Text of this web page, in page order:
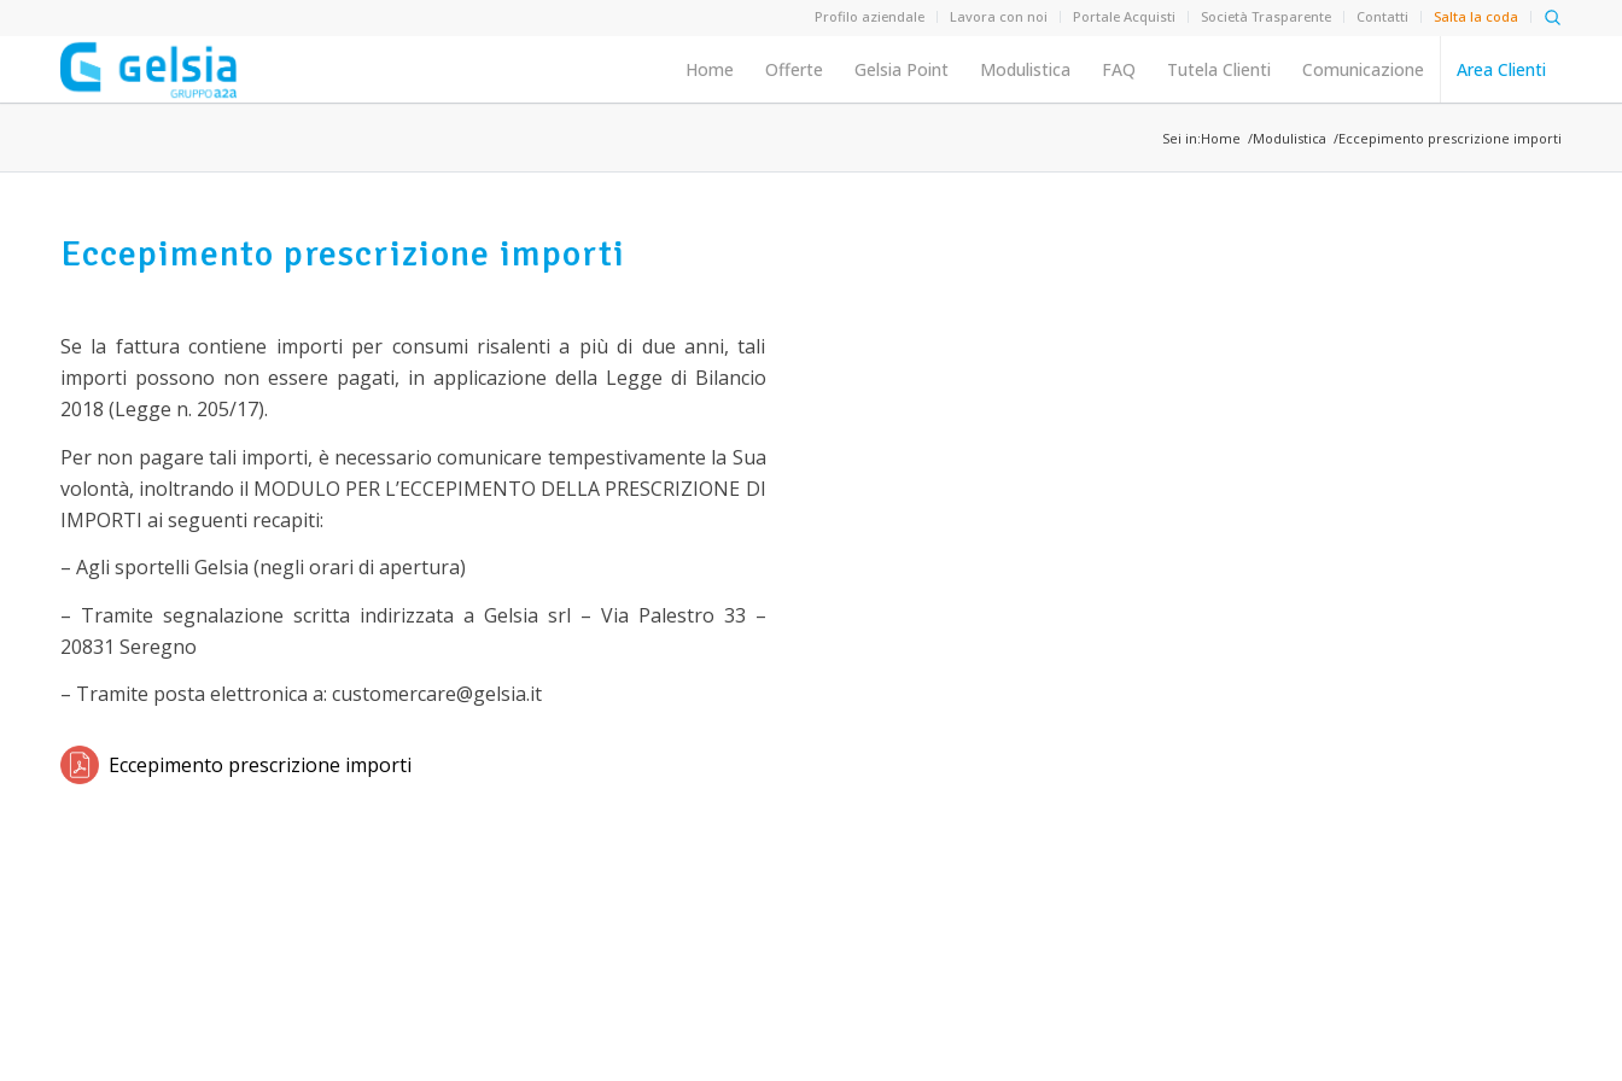
Menu secondario
Profilo aziendale Lavora con noi Portale Acquisti Società Trasparente Contatti Salta la coda
Menu header main
Home Offerte Gelsia Point Modulistica FAQ Tutela Clienti Comunicazione Area Clienti
Sei in:Home Modulistica Eccepimento prescrizione importi
Eccepimento prescrizione importi
Se la fattura contiene importi per consumi risalenti a più di due anni, tali
importi possono non essere pagati, in applicazione della Legge di Bilancio
2018 (Legge n. 205/17).
Per non pagare tali importi, è necessario comunicare tempestivamente la Sua
volontà, inoltrando il MODULO PER L’ECCEPIMENTO DELLA PRESCRIZIONE DI
IMPORTI ai seguenti recapiti:
– Agli sportelli Gelsia (negli orari di apertura)
– Tramite segnalazione scritta indirizzata a Gelsia srl – Via Palestro 33 –
20831 Seregno
– Tramite posta elettronica a: customercare@gelsia.it
Eccepimento prescrizione importi